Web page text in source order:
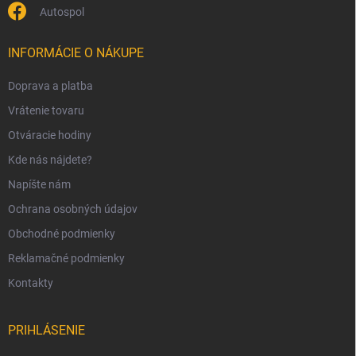
Autospol
INFORMÁCIE O NÁKUPE
Doprava a platba
Vrátenie tovaru
Otváracie hodiny
Kde nás nájdete?
Napíšte nám
Ochrana osobných údajov
Obchodné podmienky
Reklamačné podmienky
Kontakty
PRIHLÁSENIE